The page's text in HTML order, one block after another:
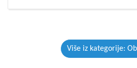
Više iz kategorije: